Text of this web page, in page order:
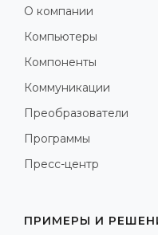
О компании
Компьютеры
Компоненты
Коммуникации
Преобразователи
Программы
Пресс-центр
ПРИМЕРЫ И